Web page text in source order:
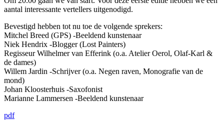
aantal interessante vertellers uitgenodigd.
Bevestigd hebben tot nu toe de volgende sprekers:
Mitchel Breed (GPS) -Beeldend kunstenaar
Niek Hendrix -Blogger (Lost Painters)
Regisseur Wilhelmer van Efferink (o.a. Atelier Oerol, Olaf-Karl &
de dames)
Willem Jardin -Schrijver (o.a. Negen raven, Monografie van de
mond)
Johan Kloosterhuis -Saxofonist
Marianne Lammersen -Beeldend kunstenaar
pdf